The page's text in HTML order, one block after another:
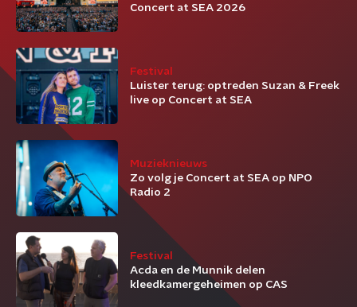
Concert at SEA 2026
Festival
Luister terug: optreden Suzan & Freek
live op Concert at SEA
Muzieknieuws
Zo volg je Concert at SEA op NPO
Radio 2
Festival
Acda en de Munnik delen
kleedkamergeheimen op CAS